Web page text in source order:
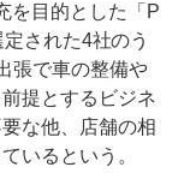
を目的とした「P
された4社のう
張で車の整備や
提とするビジネ
な他、店舗の相
いるという。